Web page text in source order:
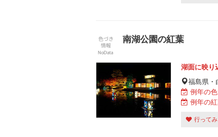
南湖公園の紅葉
湖面に映り
福島県・
例年の
例年の
行って